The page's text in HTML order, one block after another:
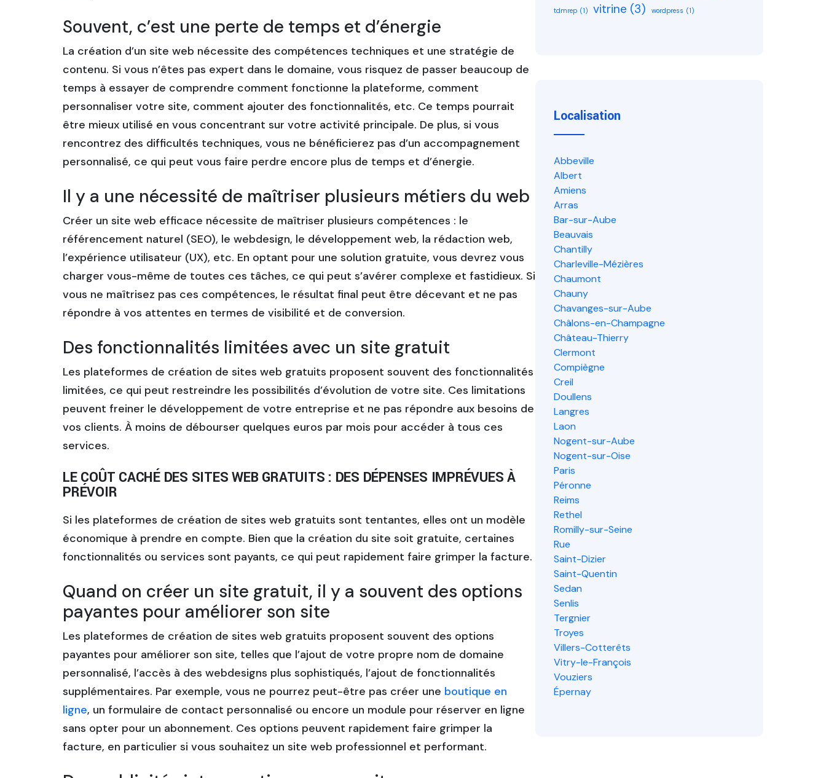
Souvent, c’est une perte de temps et d’énergie
La création d’un site web nécessite des compétences techniques et une stratégie de
contenu. Si vous n’êtes pas expert dans le domaine, vous risquez de passer beaucoup de
temps à essayer de comprendre comment fonctionne la plateforme, comment
personnaliser votre site, comment ajouter des fonctionnalités, etc. Ce temps pourrait
être mieux utilisé en vous concentrant sur votre activité principale. De plus, si vous
rencontrez des difficultés techniques, vous ne bénéficierez pas d’un accompagnement
personnalisé, ce qui peut vous faire perdre encore plus de temps et d’énergie.
Il y a une nécessité de maîtriser plusieurs métiers du web
Créer un site web efficace nécessite de maîtriser plusieurs compétences : le
référencement naturel (SEO), le webdesign, le développement web, la rédaction web,
l’expérience utilisateur (UX), etc. En optant pour une solution gratuite, vous devrez vous
charger vous-même de toutes ces tâches, ce qui peut s’avérer complexe et fastidieux. Si
vous ne maîtrisez pas ces compétences, le résultat final peut être décevant et ne pas
répondre à vos attentes en termes de visibilité et de conversion.
Des fonctionnalités limitées avec un site gratuit
Les plateformes de création de sites web gratuits proposent souvent des fonctionnalités
limitées, ce qui peut restreindre les possibilités d’évolution de votre site. Ces limitations
peuvent freiner le développement de votre entreprise et ne pas répondre aux besoins de
vos clients. À moins de débourser quelques euros par mois pour accéder à tous ces
services.
LE COÛT CACHÉ DES SITES WEB GRATUITS : DES DÉPENSES IMPRÉVUES À
PRÉVOIR
Si les plateformes de création de sites web gratuits sont tentantes, elles ont un modèle
économique à prendre en compte. Bien que la création du site soit gratuite, certaines
fonctionnalités ou services sont payants, ce qui peut rapidement faire grimper la facture.
Quand on créer un site gratuit, il y a souvent des options
payantes pour améliorer son site
Les plateformes de création de sites web gratuits proposent souvent des options
payantes pour améliorer son site, telles que l’ajout de votre propre nom de domaine
personnalisé, l’accès à des webdesigns plus sophistiqués, l’ajout de fonctionnalités
supplémentaires. Par exemple, vous ne pourrez peut-être pas créer une boutique en
ligne, un formulaire de contact personnalisé ou encore un module pour réserver en ligne
sans opter pour un abonnement. Ces options peuvent rapidement faire grimper la
facture, en particulier si vous souhaitez un site web professionnel et performant.
tdmrep (1) vitrine (3) wordpress (1)
Localisation
Abbeville
Albert
Amiens
Arras
Bar-sur-Aube
Beauvais
Chantilly
Charleville-Mézières
Chaumont
Chauny
Chavanges-sur-Aube
Châlons-en-Champagne
Château-Thierry
Clermont
Compiègne
Creil
Doullens
Langres
Laon
Nogent-sur-Aube
Nogent-sur-Oise
Paris
Péronne
Reims
Rethel
Romilly-sur-Seine
Rue
Saint-Dizier
Saint-Quentin
Sedan
Senlis
Tergnier
Troyes
Villers-Cotterêts
Vitry-le-François
Vouziers
Épernay